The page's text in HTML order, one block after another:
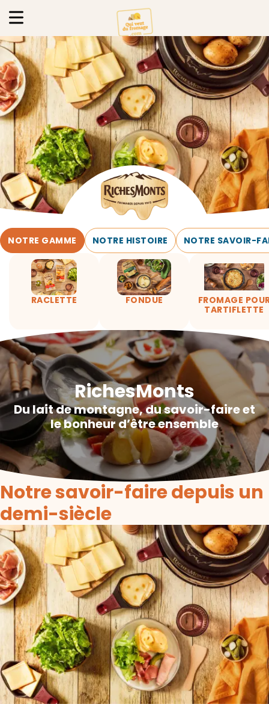
NOTRE GAMME NOTRE HISTOIRE NOTRE SAVOIR-
RACLETTE FONDUE
FROMAGE
TARTIFLETTE
RichesMonts
Du lait de montagne, du savoir-faire et
le bonheur d’être ensemble
Notre savoir-faire depuis un
demi-siècle